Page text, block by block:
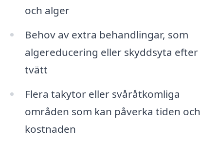
och alger
Behov av extra behandlingar, som
algereducering eller skyddsyta efter
tvätt
Flera takytor eller svåråtkomliga
områden som kan påverka tiden och
kostnaden